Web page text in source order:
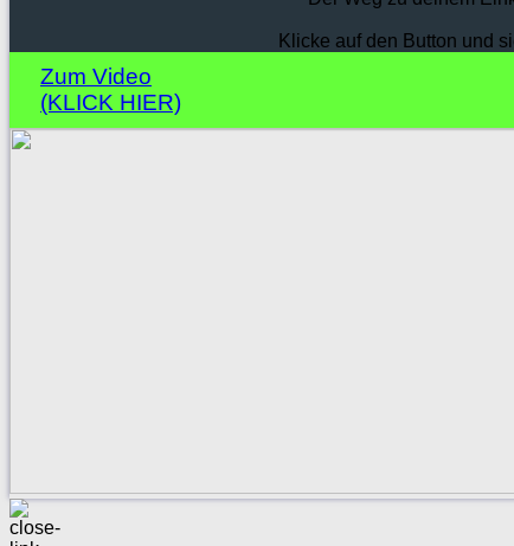
Klicke auf den Button und
Zum Video
(KLICK HIER)